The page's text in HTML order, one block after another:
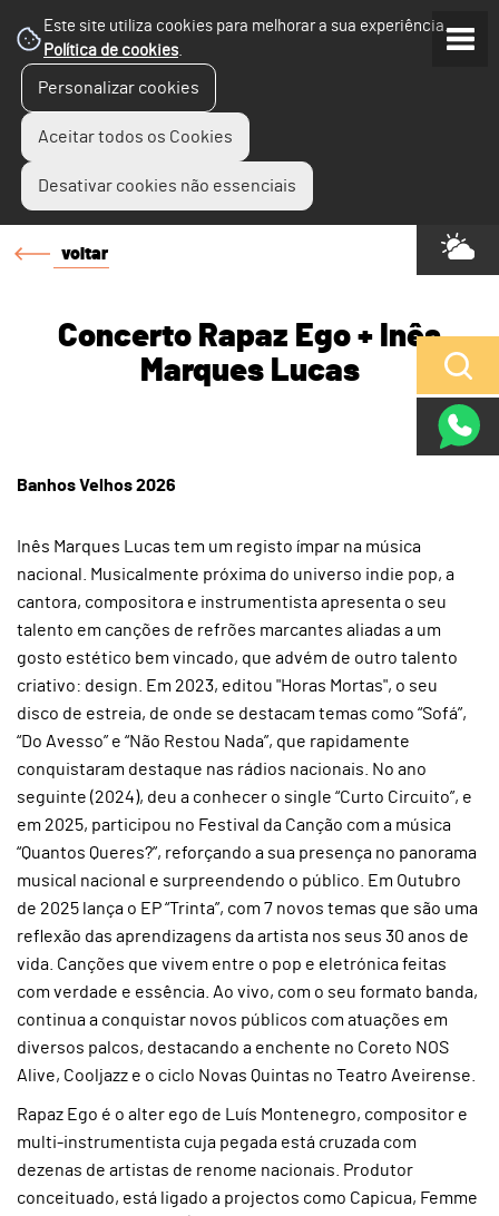
Este site utiliza cookies para melhorar a sua experiência.
Política de cookies.
Personalizar cookies
Aceitar todos os Cookies
Desativar cookies não essenciais
voltar
Concerto Rapaz Ego + Inês
Marques Lucas
Banhos Velhos 2026
Inês Marques Lucas tem um registo ímpar na música
nacional. Musicalmente próxima do universo indie pop, a
cantora, compositora e instrumentista apresenta o seu
talento em canções de refrões marcantes aliadas a um
gosto estético bem vincado, que advém de outro talento
criativo: design. Em 2023, editou "Horas Mortas", o seu
disco de estreia, de onde se destacam temas como “Sofá”,
“Do Avesso” e “Não Restou Nada”, que rapidamente
conquistaram destaque nas rádios nacionais. No ano
seguinte (2024), deu a conhecer o single “Curto Circuito”, e
em 2025, participou no Festival da Canção com a música
“Quantos Queres?”, reforçando a sua presença no panorama
musical nacional e surpreendendo o público. Em Outubro
de 2025 lança o EP “Trinta”, com 7 novos temas que são uma
reflexão das aprendizagens da artista nos seus 30 anos de
vida. Canções que vivem entre o pop e eletrónica feitas
com verdade e essência. Ao vivo, com o seu formato banda,
continua a conquistar novos públicos com atuações em
diversos palcos, destacando a enchente no Coreto NOS
Alive, Cooljazz e o ciclo Novas Quintas no Teatro Aveirense.
Rapaz Ego é o alter ego de Luís Montenegro, compositor e
multi-instrumentista cuja pegada está cruzada com
dezenas de artistas de renome nacionais. Produtor
conceituado, está ligado a projectos como Capicua, Femme